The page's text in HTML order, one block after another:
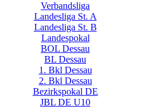
Verbandsliga
Landesliga St. A
Landesliga St. B
Landespokal
BOL Dessau
BL Dessau
1. Bkl Dessau
2. Bkl Dessau
Bezirkspokal DE
JBL DE U10